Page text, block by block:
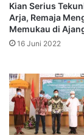
Kian Serius
Arja, Remaja
Memukau di
16 Juni 2022